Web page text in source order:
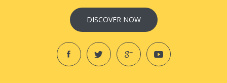
DISCOVER NOW